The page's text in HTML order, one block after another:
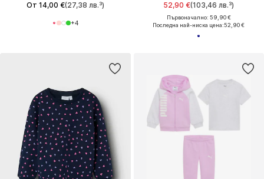
От 14,00 €(27,38 лв.³)
+4
52,90 €(103,46 лв.³)
Първоначално: 59,90 €
Последна най-ниска цена:52,90 €